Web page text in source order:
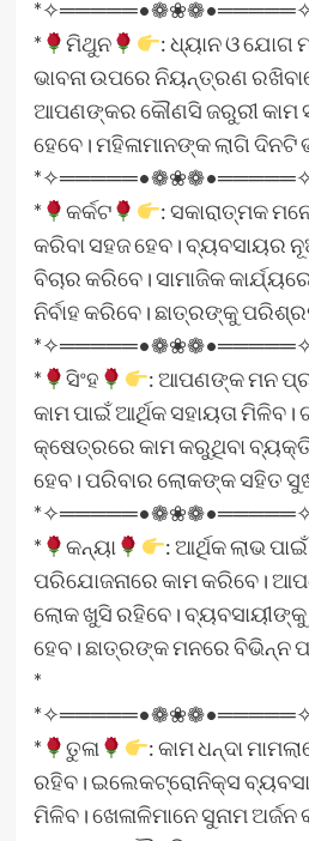
*
ମିଥୁନ
: ଧ୍ୟାନ ଓ
ଭାବନା ଉପରେ ନିୟନ୍ତ୍ରଣ
ଆପଣଙ୍କର କୌଣସି ଜରୁରୀ କାମ
ହେବେ। ମହିଳାମାନଙ୍କ ଲାଗି
*
କର୍କଟ
: ସକାରାତ୍ମକ
କରିବା ସହଜ ହେବ। ବ୍ୟବସାୟର
ବିଚାର କରିବେ। ସାମାଜିକ
ନିର୍ବାହ କରିବେ। ଛାତ୍ରଙ୍କୁ
*
ସିଂହ
: ଆପଣଙ୍କ ମନ
କାମ ପାଇଁ ଆର୍ଥିକ ସହାୟତା ମିଳିବ।
କ୍ଷେତ୍ରରେ କାମ କରୁଥିବା
ହେବ। ପରିବାର ଲୋକଙ୍କ ସହିତ
*
କନ୍ୟା
: ଆର୍ଥିକ ଲାଭ
ପରିଯୋଜନାରେ କାମ କରିବେ।
ଲୋକ ଖୁସି ରହିବେ।
ହେବ। ଛାତ୍ରଙ୍କ ମନରେ ବିଭିନ୍ନ
*
*
ତୁଳା
: କାମ ଧନ୍ଦା
ରହିବ। ଇଲେକଟ୍ରୋନିକ୍ସ
ମିଳିବ। ଖେଳାଳିମାନେ ସୁନାମ ଅର୍ଜନ